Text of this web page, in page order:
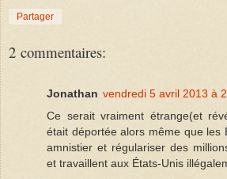
Partager
2 commentaires:
Jonathan vendredi 5 avril 2013 à
Ce serait vraiment étrange(et
était déportée alors même que les
amnistier et régulariser des
et travaillent aux États-Unis